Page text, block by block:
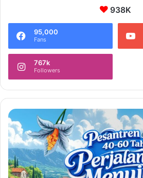
938K
95,000
Fans
767k
Followers